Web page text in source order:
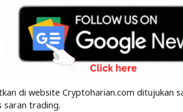
di website Cryptoharian.com ditujukan
saran trading.